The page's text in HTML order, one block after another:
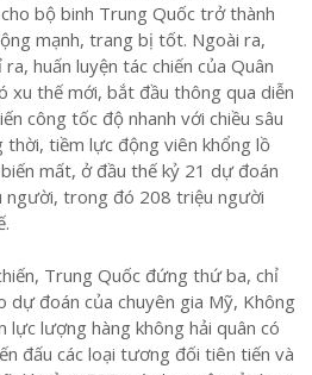
bộ binh Trung Quốc trở thành
mạnh, trang bị tốt. Ngoài ra,
huấn luyện tác chiến của Quân
xu thế mới, bắt đầu thông qua diễn
công tốc độ nhanh với chiều sâu
tiềm lực động viên khổng lồ
mất, ở đầu thế kỷ 21 dự đoán
người, trong đó 208 triệu người
Trung Quốc đứng thứ ba, chỉ
dự đoán của chuyên gia Mỹ, Không
lực lượng hàng không hải quân có
đấu các loại tương đối tiên tiến và